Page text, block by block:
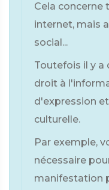
Cela concerne
internet, mais
social...
Toutefois il y a
droit à
d'expression
culturelle.
Par exemple,
nécessaire
manifestation